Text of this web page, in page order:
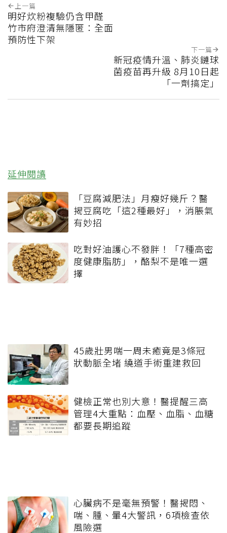
上一篇
明好炊粉複驗仍含甲醛
竹市府澄清無隱匿：全面
預防性下架
下一篇
新冠疫情升溫、肺炎鏈球
菌疫苗再升級 8月10日起
「一劑搞定」
延伸閱讀
「豆腐減肥法」月瘦好幾斤？醫
揭豆腐吃「這2種最好」，消脹氣
有妙招
吃對好油護心不發胖！「7種高密
度健康脂肪」，酪梨不是唯一選
擇
45歲壯男喘一周未癒竟是3條冠
狀動脈全堵 繞道手術重建救回
健檢正常也別大意！醫提醒三高
管理4大重點：血壓、血脂、血糖
都要長期追蹤
心臟病不是毫無預警！醫揭悶、
喘、腫、暈4大警訊，6項檢查依
風險選